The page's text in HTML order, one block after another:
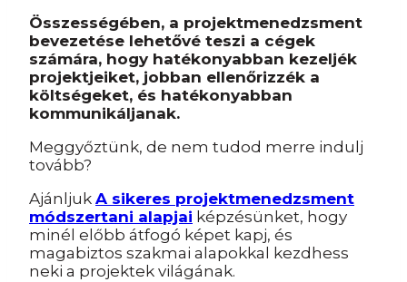
Összességében, a projektmenedzsment
bevezetése lehetővé teszi a cégek
számára, hogy hatékonyabban kezeljék
projektjeiket, jobban ellenőrizzék a
költségeket, és hatékonyabban
kommunikáljanak.
Meggyőztünk, de nem tudod merre indulj
tovább?
Ajánljuk A sikeres projektmenedzsment
módszertani alapjai képzésünket, hogy
minél előbb átfogó képet kapj, és
magabiztos szakmai alapokkal kezdhess
neki a projektek világának.